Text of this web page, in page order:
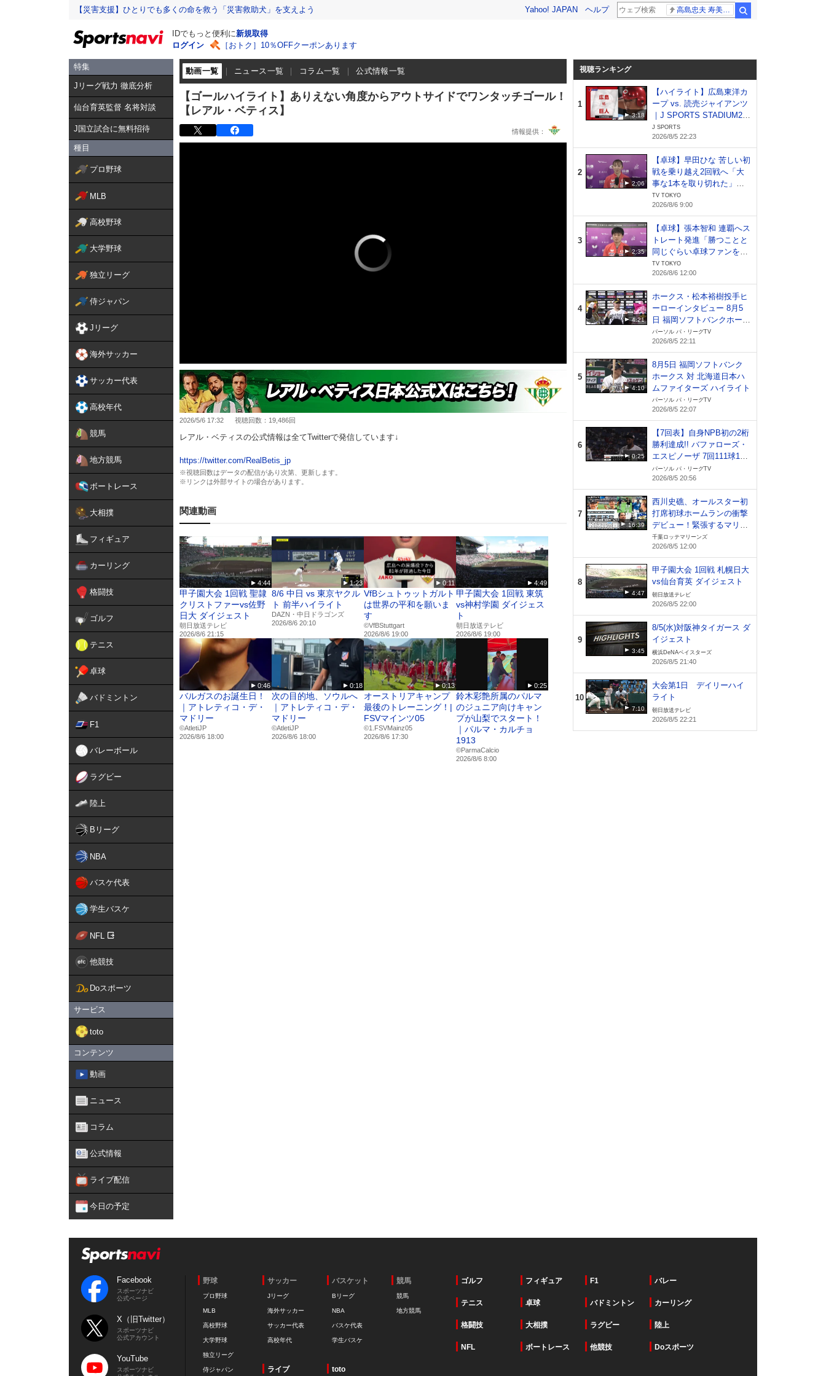
【災害支援】ひとりでも多くの命を救う「災害救助犬」を支えよう Yahoo! JAPAN ヘルプ
IDでもっと便利に新規取得
ログイン
［おトク］10％OFFクーポンあります
特集
Jリーグ戦力 徹底分析
仙台育英監督 名将対談
J国立試合に無料招待
種目
プロ野球
MLB
高校野球
大学野球
独立リーグ
侍ジャパン
Jリーグ
海外サッカー
サッカー代表
高校年代
競馬
地方競馬
ボートレース
大相撲
フィギュア
カーリング
格闘技
ゴルフ
テニス
卓球
バドミントン
F1
バレーボール
ラグビー
陸上
Bリーグ
NBA
バスケ代表
学生バスケ
NFL
他競技
Doスポーツ
サービス
toto
コンテンツ
動画
ニュース
コラム
公式情報
ライブ配信
今日の予定
動画一覧 ニュース一覧 コラム一覧 公式情報一覧
【ゴールハイライト】ありえない角度からアウトサイドでワンタッチゴール！
【レアル・ベティス】
2026/5/6 17:32 視聴回数：19,486回
レアル・ベティスの公式情報は全てTwitterで発信しています↓
https://twitter.com/RealBetis_jp
※視聴回数はデータの配信があり次第、更新します。
※リンクは外部サイトの場合があります。
関連動画
4:44
甲子園大会 1回戦 聖隷
クリストファーvs佐野
日大 ダイジェスト
朝日放送テレビ
2026/8/6 21:15
1:23
8/6 中日 vs 東京ヤクル
ト 前半ハイライト
DAZN・中日ドラゴンズ
2026/8/6 20:10
0:11
VfBシュトゥットガルト
は世界の平和を願いま
す
©VfBStuttgart
2026/8/6 19:00
4:49
甲子園大会 1回戦 東筑
vs神村学園 ダイジェス
ト
朝日放送テレビ
2026/8/6 19:00
0:46
バルガスのお誕生日！
｜アトレティコ・デ・
マドリー
©️AtletiJP
2026/8/6 18:00
0:18
次の目的地、ソウルへ
｜アトレティコ・デ・
マドリー
©️AtletiJP
2026/8/6 18:00
0:13
オーストリアキャンプ
最後のトレーニング！|
FSVマインツ05
©1.FSVMainz05
2026/8/6 17:30
0:25
鈴木彩艶所属のパルマ
のジュニア向けキャン
プが山梨でスタート！
｜パルマ・カルチョ
1913
©️ParmaCalcio
2026/8/6 8:00
視聴ランキング
1
3:18
【ハイライト】広島東洋カ
ープ vs. 読売ジャイアンツ
｜J SPORTS STADIUM20
26（8月5日）
J SPORTS
2026/8/5 22:23
2
2:06
【卓球】早田ひな 苦しい初
戦を乗り越え2回戦へ「大
事な1本を取り切れた」日
本開催でファンへ恩返し｜
WTTチャンピオンズ横浜20
26
TV TOKYO
2026/8/6 9:00
3
2:35
【卓球】張本智和 連覇へス
トレート発進「勝つことと
同じぐらい卓球ファンを増
やしたい」｜WTTチャンピ
オンズ横浜2026
TV TOKYO
2026/8/6 12:00
4
4:21
ホークス・松本裕樹投手ヒ
ーローインタビュー 8月5
日 福岡ソフトバンクホーク
ス 対 北海道日本ハムファ
イターズ
パーソル パ・リーグTV
2026/8/5 22:11
5
4:10
8月5日 福岡ソフトバンク
ホークス 対 北海道日本ハ
ムファイターズ ハイライト
パーソル パ・リーグTV
2026/8/5 22:07
6
0:25
【7回表】自身NPB初の2桁
勝利達成!! バファローズ・
エスピノーザ 7回111球1失
点の好投!! 2026年8月5日
オリックス・バファローズ
対 東北楽天ゴールデンイー
グルス
パーソル パ・リーグTV
2026/8/5 20:56
7
16:39
西川史礁、オールスター初
打席初球ホームランの衝撃
デビュー！緊張するマリー
ンズ戦士たちの様子をカメ
ラが撮影！【広報カメラ】
千葉ロッテマリーンズ
2026/8/5 12:00
8
4:47
甲子園大会 1回戦 札幌日大
vs仙台育英 ダイジェスト
朝日放送テレビ
2026/8/5 22:00
9
3:45
8/5(水)対阪神タイガース ダ
イジェスト
横浜DeNAベイスターズ
2026/8/5 21:40
10
7:10
大会第1日 デイリーハイ
ライト
朝日放送テレビ
2026/8/5 22:21
Facebook
スポーツナビ
公式ページ
X（旧Twitter）
スポーツナビ
公式アカウント
YouTube
スポーツナビ
野球
プロ野球
MLB
高校野球
大学野球
独立リーグ
侍ジャパン
サッカー
Jリーグ
海外サッカー
サッカー代表
高校年代
バスケット
Bリーグ
NBA
バスケ代表
学生バスケ
競馬
競馬
地方競馬
ゴルフ フィギュア F1 バレー
テニス 卓球 バドミントン カーリング
格闘技 大相撲 ラグビー 陸上
NFL ボートレース 他競技 Doスポーツ
ライブ toto